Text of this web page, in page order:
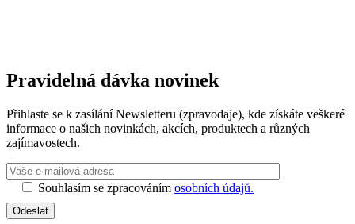
Pravidelná dávka novinek
Přihlaste se k zasílání Newsletteru (zpravodaje), kde získáte veškeré
informace o našich novinkách, akcích, produktech a různých
zajímavostech.
Souhlasím se zpracováním osobních údajů.
Odeslat